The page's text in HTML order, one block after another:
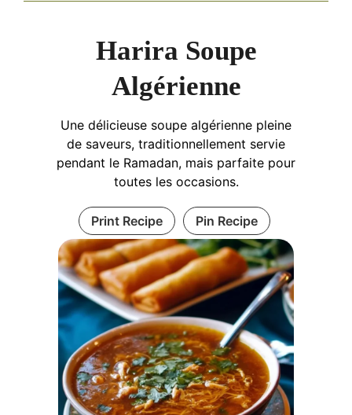
Harira Soupe
Algérienne
Une délicieuse soupe algérienne pleine
de saveurs, traditionnellement servie
pendant le Ramadan, mais parfaite pour
toutes les occasions.
Print Recipe Pin Recipe